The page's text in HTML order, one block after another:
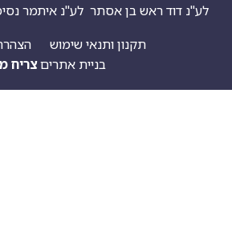
בן אסתר לע"נ איתמר נסימוב בן מרגלית
תקנון ותנאי שימוש
הצהרת נגישות
צריח מדיה